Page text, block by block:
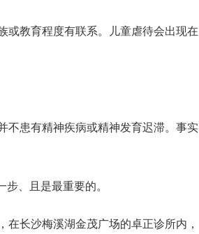
或教育程度有联系。儿童虐待会出现在
不患有精神疾病或精神发育迟滞。事实
、且是最重要的。
在长沙梅溪湖金茂广场的卓正诊所内，